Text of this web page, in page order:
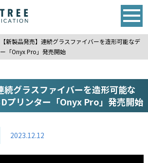
【新製品発売】連続グラスファイバーを造形可能なデ
「Onyx Pro」発売開始
続グラスファイバーを造形可能な
プリンター「Onyx Pro」発売開始
2023.12.12